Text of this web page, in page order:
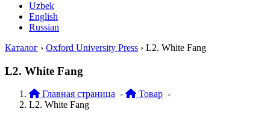
Uzbek
English
Russian
Каталог › Oxford University Press › L2. White Fang
L2. White Fang
Главная страница - Товар -
L2. White Fang